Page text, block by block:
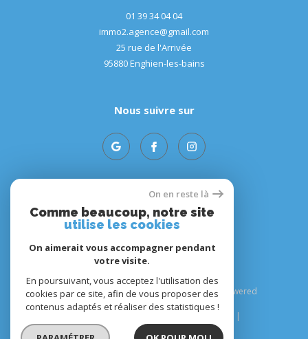
01 39 34 04 04
immo2.agence@gmail.com
25 rue de l'Arrivée
95880 enghien-les-bains
Nous suivre sur
Adhérents
© 2026 | Tous droits réservés | Traduction powered
by Google |
Plan du site
Nos liens
Politique RGPD Cookies
On en reste là
Comme beaucoup, notre site
utilise les cookies
On aimerait vous accompagner pendant
votre visite.
En poursuivant, vous acceptez l'utilisation des
cookies par ce site, afin de vous proposer des
contenus adaptés et réaliser des statistiques !